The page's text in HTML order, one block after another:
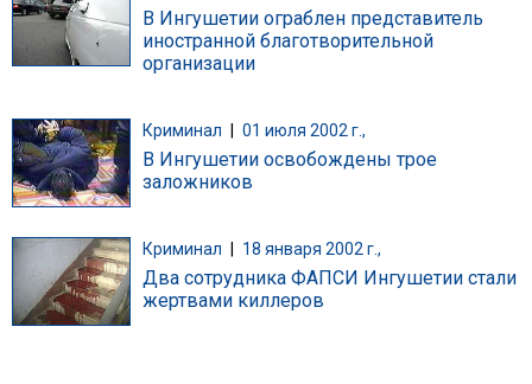
В Ингушетии ограблен представитель
иностранной благотворительной
организации
Криминал 01 июля 2002 г.,
В Ингушетии освобождены трое
заложников
Криминал 18 января 2002 г.,
Два сотрудника ФАПСИ Ингушетии стали
жертвами киллеров